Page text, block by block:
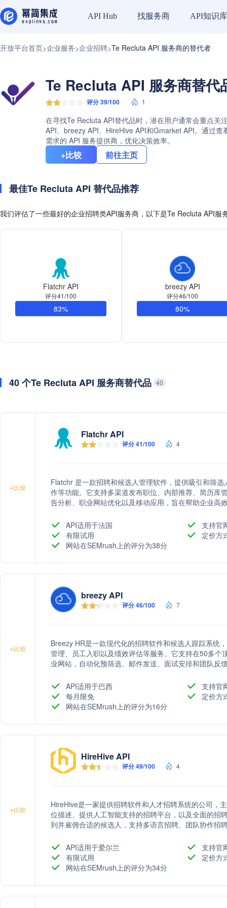
API Hub 找服务商 API知识库
开放平台首页>企业服务>企业招聘>Te Recluta API 服务商的替代者
Te Recluta API 服务商替代
评分 39/100 1
在寻找Te Recluta API替代品时，潜在用户通常会重点关
API、breezy API、HireHive API和Gmarket API。通过
需求的 API 服务提供商，优化决策效率。
+比较 前往主页
最佳Te Recluta API 替代品推荐
我们评估了一些最好的企业招聘类API服务商，以下是Te Recluta API服
Flatchr API
评分41/100
83%
breezy API
评分46/100
80%
40 个Te Recluta API 服务商替代品 40
+比较
Flatchr API
评分 41/100 4
Flatchr 是一款招聘和候选人管理软件，提供吸引和筛
作等功能。它支持多渠道发布职位、内部推荐、简历库
告分析、职业网站优化以及移动应用，旨在帮助企业高
API适用于法国
支持官
有限试用
定价方
网站在SEMrush上的评分为38分
+比较
breezy API
评分 46/100 7
Breezy HR是一款现代化的招聘软件和候选人跟踪系统
管理、员工入职以及绩效评估等服务。它支持在50多
业网站，自动化预筛选、邮件发送、面试安排和团队反
API适用于巴西
支持官
每月限免
定价方
网站在SEMrush上的评分为16分
+比较
HireHive API
评分 49/100 4
HireHive是一家提供招聘软件和人才招聘系统的公司，
位描述、提供人工智能支持的招聘平台，以及全面的招
到并雇佣合适的候选人，支持多语言招聘、团队协作招
API适用于爱尔兰
支持官
有限试用
定价方
网站在SEMrush上的评分为34分